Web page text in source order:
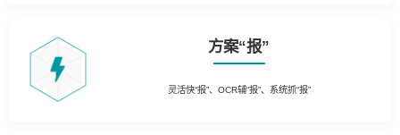
方案“报”
灵活快“报”、OCR辅“报”、系统抓“报”